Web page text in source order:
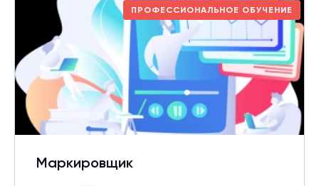
ПРОФЕССИОНАЛЬНОЕ ОБУЧЕНИЕ
Маркировщик